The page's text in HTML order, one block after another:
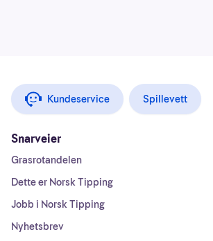
Kundeservice Spillevett
Snarveier
Grasrotandelen
Dette er Norsk Tipping
Jobb i Norsk Tipping
Nyhetsbrev